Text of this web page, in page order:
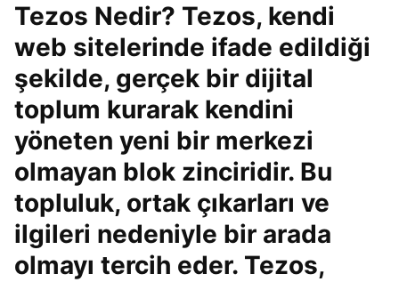
Tezos Nedir? Tezos, kendi
web sitelerinde ifade edildiği
şekilde, gerçek bir dijital
toplum kurarak kendini
yöneten yeni bir merkezi
olmayan blok zinciridir. Bu
topluluk, ortak çıkarları ve
ilgileri nedeniyle bir arada
olmayı tercih eder. Tezos,